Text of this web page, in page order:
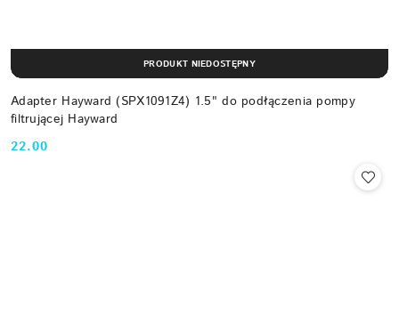
Adapter Hayward (SPX1091Z4) 1.5" do podłączenia pompy
filtrującej Hayward
Cena:
22.00
PRODUKT NIEDOSTĘPNY